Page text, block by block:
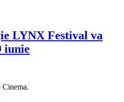
LYNX Festival va
iunie